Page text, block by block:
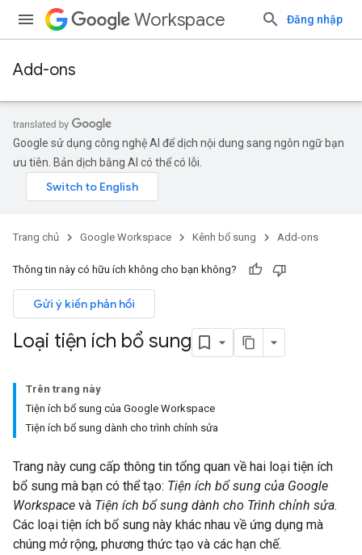
Workspace Đăng nhập
Add-ons
Google sử dụng công nghệ AI để dịch nội dung sang ngôn ngữ bạn
ưu tiên. Bản dịch bằng AI có thể có lỗi.
Trang chủ Google Workspace Kênh bổ sung Add-ons
Thông tin này có hữu ích không cho bạn không?
Gửi ý kiến phản hồi
Loại tiện ích bổ sung
Trên trang này
Tiện ích bổ sung của Google Workspace
Tiện ích bổ sung dành cho trình chỉnh sửa
Trang này cung cấp thông tin tổng quan về hai loại tiện ích
bổ sung mà bạn có thể tạo: Tiện ích bổ sung của Google
Workspace và Tiện ích bổ sung dành cho Trình chỉnh sửa.
Các loại tiện ích bổ sung này khác nhau về ứng dụng mà
chúng mở rộng, phương thức tạo và các hạn chế.